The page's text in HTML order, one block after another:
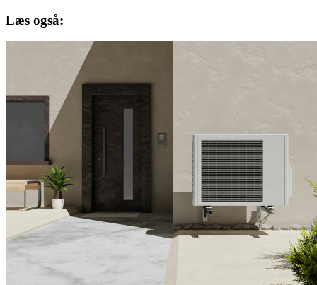
Læs også: